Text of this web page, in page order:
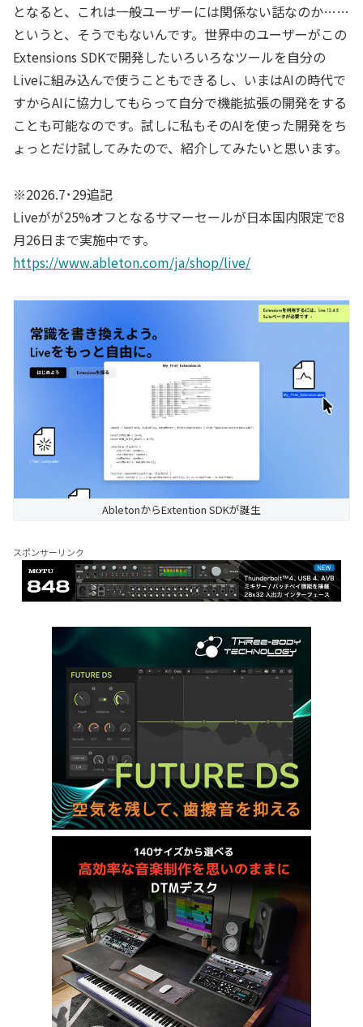
となると、これは一般ユーザーには関係ない話なのか……
というと、そうでもないんです。世界中のユーザーがこの
Extensions SDKで開発したいろいろなツールを自分の
Liveに組み込んで使うこともできるし、いまはAIの時代で
すからAIに協力してもらって自分で機能拡張の開発をする
ことも可能なのです。試しに私もそのAIを使った開発をち
ょっとだけ試してみたので、紹介してみたいと思います。
※2026.7･29追記
Liveがが25%オフとなるサマーセールが日本国内限定で8
月26日まで実施中です。
https://www.ableton.com/ja/shop/live/
AbletonからExtention SDKが誕生
スポンサーリンク